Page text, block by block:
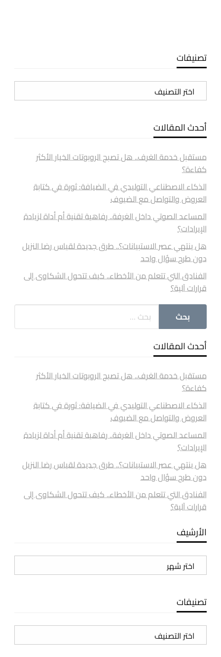
تصنيفات
تصنيفات
أحدث المقالات
مستقبل خدمة الغرف.. هل تصبح الروبوتات الخيار الأكثر
كفاءة؟
الذكاء الاصطناعي التوليدي في الضيافة: ثورة في كتابة
العروض والتواصل مع الضيوف
المساعد الصوتي داخل الغرفة.. رفاهية تقنية أم أداة لزيادة
الإيرادات؟
هل ينتهي عصر الاستبيانات؟.. طرق جديدة لقياس رضا النزيل
دون طرح سؤال واحد
الفنادق التي تتعلم من الأخطاء.. كيف تتحول الشكاوى إلى
قرارات آلية؟
أحدث المقالات
مستقبل خدمة الغرف.. هل تصبح الروبوتات الخيار الأكثر
كفاءة؟
الذكاء الاصطناعي التوليدي في الضيافة: ثورة في كتابة
العروض والتواصل مع الضيوف
المساعد الصوتي داخل الغرفة.. رفاهية تقنية أم أداة لزيادة
الإيرادات؟
هل ينتهي عصر الاستبيانات؟.. طرق جديدة لقياس رضا النزيل
دون طرح سؤال واحد
الفنادق التي تتعلم من الأخطاء.. كيف تتحول الشكاوى إلى
قرارات آلية؟
الأرشيف
الأرشيف
تصنيفات
تصنيفات